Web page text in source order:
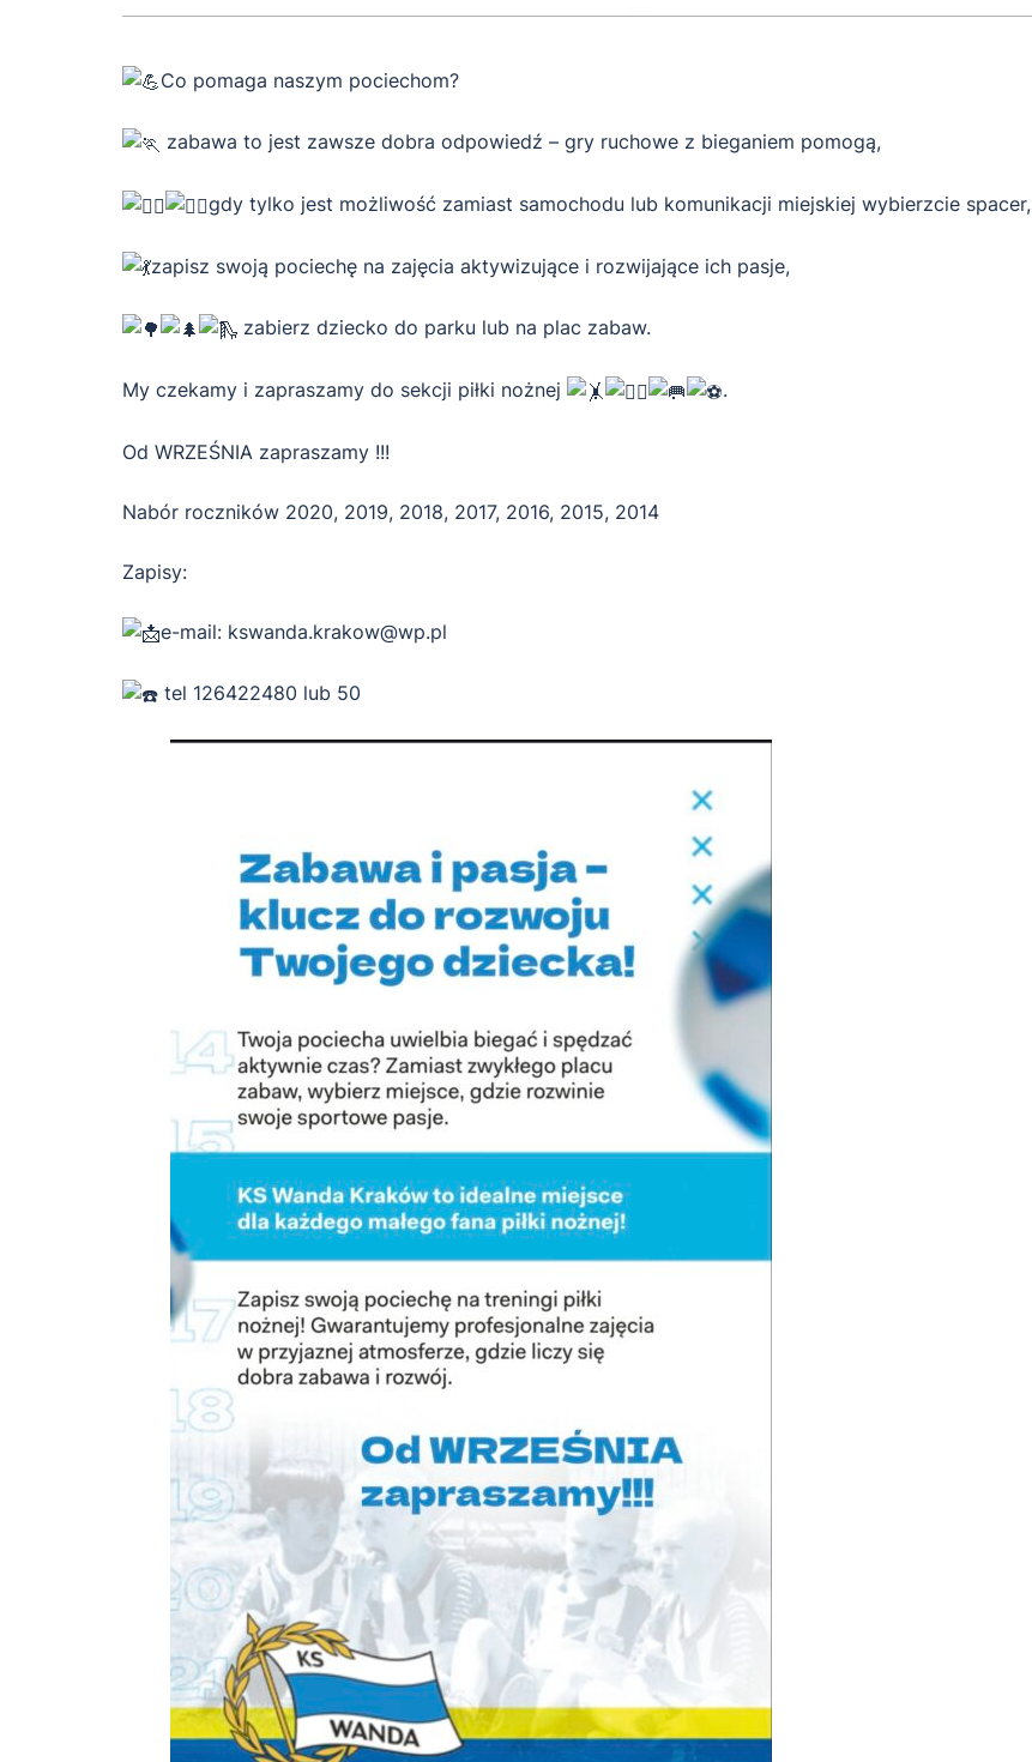
Co pomaga naszym pociechom?
zabawa to jest zawsze dobra odpowiedź – gry ruchowe z bieganiem pomogą,
gdy tylko jest możliwość zamiast samochodu lub komunikacji miejskiej wybierzcie spacer,
zapisz swoją pociechę na zajęcia aktywizujące i rozwijające ich pasje,
zabierz dziecko do parku lub na plac zabaw.
My czekamy i zapraszamy do sekcji piłki nożnej .
Od WRZEŚNIA zapraszamy !!!
Nabór roczników 2020, 2019, 2018, 2017, 2016, 2015, 2014
Zapisy:
e-mail: kswanda.krakow@wp.pl
tel 126422480 lub 50